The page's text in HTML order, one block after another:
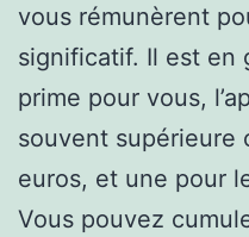
vous rémunèrent
significatif. Il est en
prime pour vous,
souvent supérieure
euros, et une pour
Vous pouvez